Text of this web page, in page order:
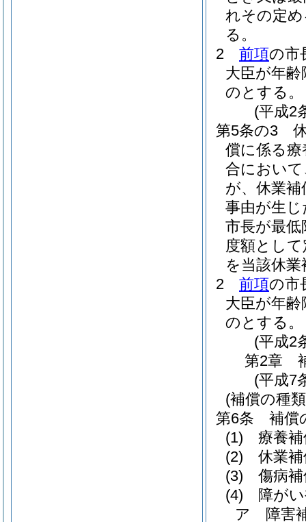
れその定
る。
2
前項の市
大臣が年
のとする。
(平成2
第5条の3
償に係る
合におい
が、休業
事由が生
市長が最
度額とし
を当該休
2
前項の市
大臣が年
のとする。
(平成2
第2章
(平成7
(補償の種
第6条
補償
(1)
療養
(2)
休業
(3)
傷病
(4)
障が
ア
障害